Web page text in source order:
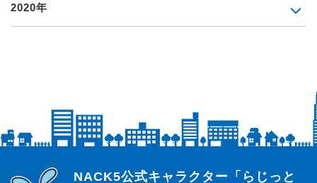
2020年
らじっと君
NACK5公式キャラクター「らじっと